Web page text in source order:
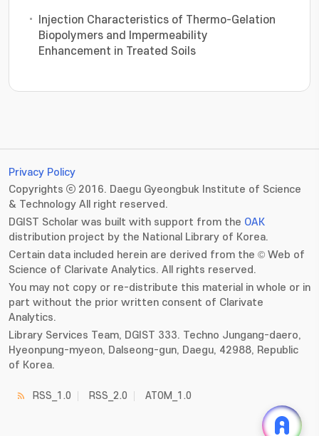
Injection Characteristics of Thermo-Gelation
Biopolymers and Impermeability
Enhancement in Treated Soils
Privacy Policy
Copyrights ⓒ 2016. Daegu Gyeongbuk Institute of Science
& Technology All right reserved.
DGIST Scholar was built with support from the OAK
distribution project by the National Library of Korea.
Certain data included herein are derived from the © Web of
Science of Clarivate Analytics. All rights reserved.
You may not copy or re-distribute this material in whole or in
part without the prior written consent of Clarivate
Analytics.
Library Services Team, DGIST 333. Techno Jungang-daero,
Hyeonpung-myeon, Dalseong-gun, Daegu, 42988, Republic
of Korea.
RSS_1.0 RSS_2.0 ATOM_1.0